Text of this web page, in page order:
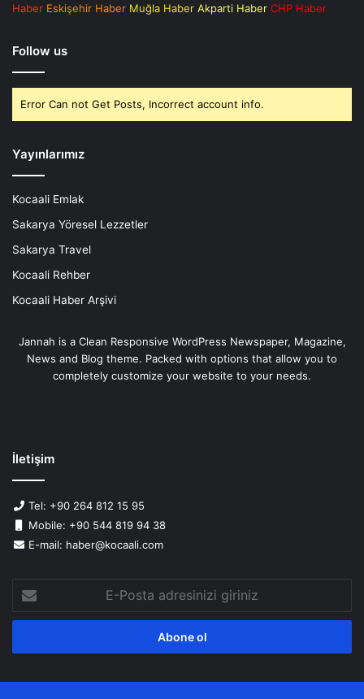
Haber Eskişehir Haber Muğla Haber Akparti Haber CHP Haber
Follow us
Error Can not Get Posts, Incorrect account info.
Yayınlarımız
Kocaali Emlak
Sakarya Yöresel Lezzetler
Sakarya Travel
Kocaali Rehber
Kocaali Haber Arşivi
Jannah is a Clean Responsive WordPress Newspaper, Magazine,
News and Blog theme. Packed with options that allow you to
completely customize your website to your needs.
İletişim
Tel: +90 264 812 15 95
Mobile: +90 544 819 94 38
E-mail: haber@kocaali.com
Posta
adresinizi